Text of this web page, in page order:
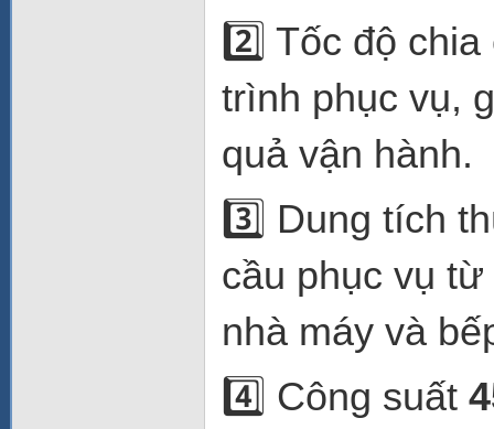
2️⃣ Tốc độ
trình phục vụ,
quả vận hành.
3️⃣ Dung tích
cầu phục vụ từ
nhà máy và
4️⃣ Công suất